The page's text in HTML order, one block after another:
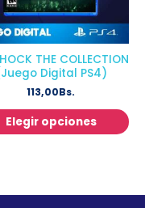
THE COLLECTION
Digital PS4)
113,00Bs.
Elegir opciones